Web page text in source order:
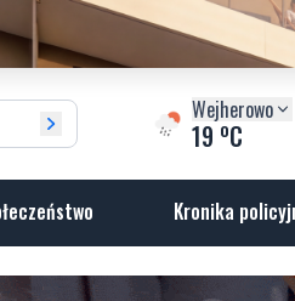
Wejherowo
19 oC
Kronika